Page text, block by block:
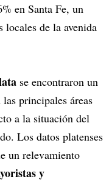
en Santa Fe, un
de la avenida
se encontraron un
principales áreas
a la situación del
Los datos platenses
un relevamiento
y